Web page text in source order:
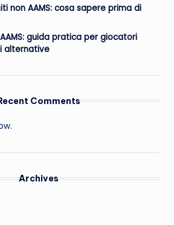
non AAMS: cosa sapere prima di
guida pratica per giocatori
alternative
Comments
Archives